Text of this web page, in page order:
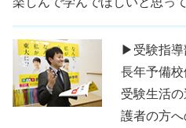
▶受験指導
長年予備校
受験生活
護者の方へ